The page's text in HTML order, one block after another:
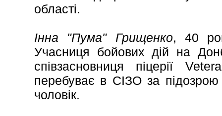
області.
Інна "Пума" Грищенко, 40
Учасниця бойових дій на
співзасновниця піцерії
перебуває в СІЗО за підозрою
чоловік.